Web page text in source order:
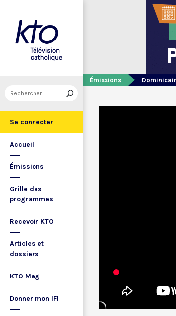
Se connecter
Accueil
Émissions
Grille des
programmes
Recevoir KTO
Articles et
dossiers
KTO Mag
Donner mon IFI
Émissions